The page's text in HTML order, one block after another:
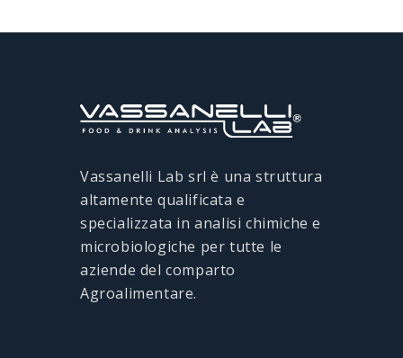
Vassanelli Lab srl è una struttura
altamente qualificata e
specializzata in analisi chimiche e
microbiologiche per tutte le
aziende del comparto
Agroalimentare.